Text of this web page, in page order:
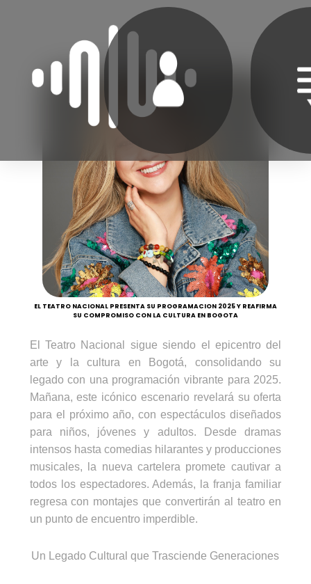
EL TEATRO NACIONAL PRESENTA SU PROGRAMACION 2025 Y REAFIRMA
SU COMPROMISO CON LA CULTURA EN BOGOTA
El Teatro Nacional sigue siendo el epicentro del
arte y la cultura en Bogotá, consolidando su
legado con una programación vibrante para 2025.
Mañana, este icónico escenario revelará su oferta
para el próximo año, con espectáculos diseñados
para niños, jóvenes y adultos. Desde dramas
intensos hasta comedias hilarantes y producciones
musicales, la nueva cartelera promete cautivar a
todos los espectadores. Además, la franja familiar
regresa con montajes que convertirán al teatro en
un punto de encuentro imperdible.
Un Legado Cultural que Trasciende Generaciones